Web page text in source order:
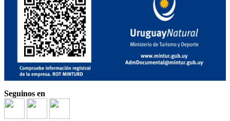
Seguinos en